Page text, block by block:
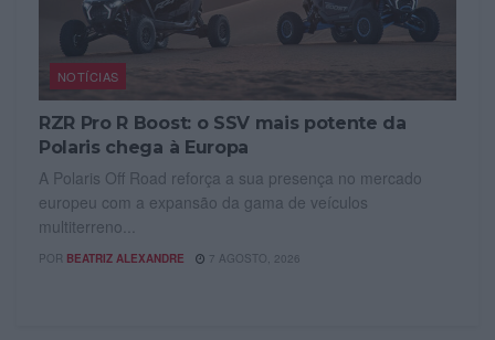
NOTÍCIAS
RZR Pro R Boost: o SSV mais potente da
Polaris chega à Europa
A Polaris Off Road reforça a sua presença no mercado
europeu com a expansão da gama de veículos
multiterreno...
POR BEATRIZ ALEXANDRE 7 AGOSTO, 2026